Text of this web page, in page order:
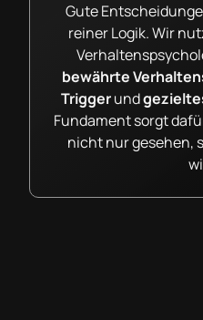
Gute
reiner Logik. Wir
bewährte
Triggerund
Fundament sorgt
nicht nur gesehen,